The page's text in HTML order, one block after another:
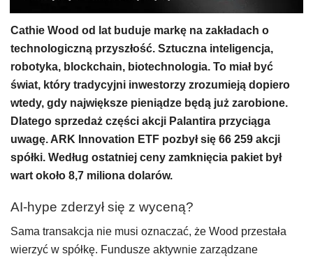
Cathie Wood od lat buduje markę na zakładach o
technologiczną przyszłość. Sztuczna inteligencja,
robotyka, blockchain, biotechnologia. To miał być
świat, który tradycyjni inwestorzy zrozumieją dopiero
wtedy, gdy największe pieniądze będą już zarobione.
Dlatego sprzedaż części akcji Palantira przyciąga
uwagę. ARK Innovation ETF pozbył się 66 259 akcji
spółki. Według ostatniej ceny zamknięcia pakiet był
wart około 8,7 miliona dolarów.
AI-hype zderzył się z wyceną?
Sama transakcja nie musi oznaczać, że Wood przestała
wierzyć w spółkę. Fundusze aktywnie zarządzane